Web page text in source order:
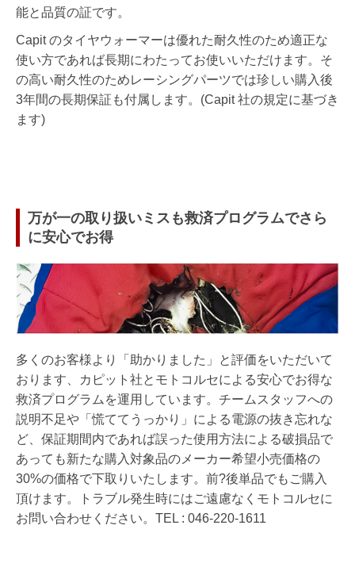
能と品質の証です。
Capit のタイヤウォーマーは優れた耐久性のため適正な
使い方であれば長期にわたってお使いいただけます。そ
の高い耐久性のためレーシングパーツでは珍しい購入後
3年間の長期保証も付属します。(Capit 社の規定に基づき
ます)
万が一の取り扱いミスも救済プログラムでさら
に安心でお得
多くのお客様より「助かりました」と評価をいただいて
おります、カピット社とモトコルセによる安心でお得な
救済プログラムを運用しています。チームスタッフへの
説明不足や「慌ててうっかり」による電源の抜き忘れな
ど、保証期間内であれば誤った使用方法による破損品で
あっても新たな購入対象品のメーカー希望小売価格の
30%の価格で下取りいたします。前?後単品でもご購入
頂けます。トラブル発生時にはご遠慮なくモトコルセに
お問い合わせください。TEL : 046-220-1611